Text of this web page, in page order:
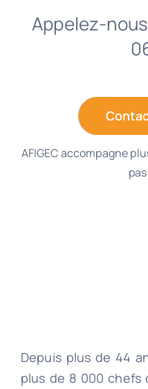
Appelez-nous
AFIGEC accompagne
Depuis plus de 44
plus de 8 000 chefs